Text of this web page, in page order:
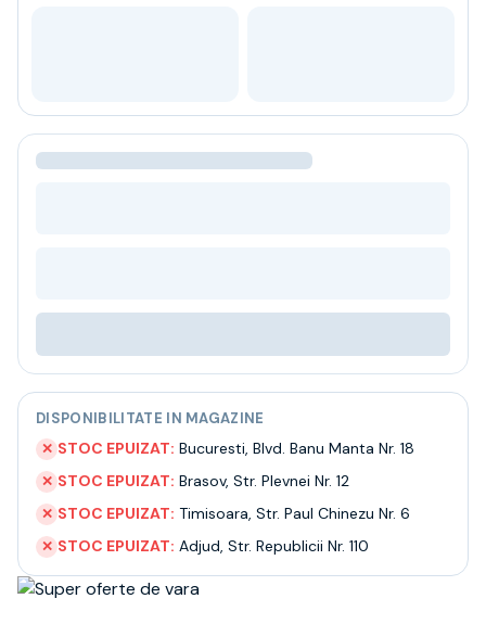
Ceai
Bacanie
BLACK FRIDAY
Contact
Livrare
Termeni si conditii
Politica de confidentialitate
Intrebari frecvente
DISPONIBILITATE IN MAGAZINE
✕ STOC EPUIZAT: Bucuresti, Blvd. Banu Manta Nr. 18
✕ STOC EPUIZAT: Brasov, Str. Plevnei Nr. 12
✕ STOC EPUIZAT: Timisoara, Str. Paul Chinezu Nr. 6
✕ STOC EPUIZAT: Adjud, Str. Republicii Nr. 110